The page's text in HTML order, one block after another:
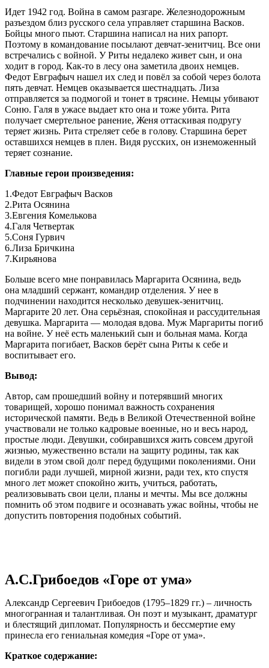
Идет 1942 год. Война в самом разгаре. Железнодорожным
разъездом близ русского села управляет старшина Васков.
Бойцы много пьют. Старшина написал на них рапорт.
Поэтому в командование посылают девчат-зенитчиц. Все они
встречались с войной. У Риты недалеко живет сын, и она
ходит в город. Как-то в лесу она заметила двоих немцев.
Федот Евграфыч нашел их след и повёл за собой через болота
пять девчат. Немцев оказывается шестнадцать. Лиза
отправляется за подмогой и тонет в трясине. Немцы убивают
Соню. Галя в ужасе выдает кто она и тоже убита. Рита
получает смертельное ранение, Женя оттаскивая подругу
теряет жизнь. Рита стреляет себе в голову. Старшина берет
оставшихся немцев в плен. Видя русских, он изнеможенный
теряет сознание.
Главные герои произведения:
1.Федот Евграфыч Васков
2.Рита Осянина
3.Евгения Комелькова
4.Галя Четвертак
5.Соня Гурвич
6.Лиза Бричкина
7.Кирьянова
Больше всего мне понравилась Маргарита Осянина, ведь
она младший сержант, командир отделения. У нее в
подчинении находится несколько девушек-зенитчиц.
Маргарите 20 лет. Она серьёзная, спокойная и рассудительная
девушка. Маргарита — молодая вдова. Муж Маргариты погиб
на войне. У неё есть маленький сын и больная мама. Когда
Маргарита погибает, Васков берёт сына Риты к себе и
воспитывает его.
Вывод:
Автор, сам прошедший войну и потерявший многих
товарищей, хорошо понимал важность сохранения
исторической памяти. Ведь в Великой Отечественной войне
участвовали не только кадровые военные, но и весь народ,
простые люди. Девушки, собиравшихся жить совсем другой
жизнью, мужественно встали на защиту родины, так как
видели в этом свой долг перед будущими поколениями. Они
погибли ради лучшей, мирной жизни, ради тех, кто спустя
много лет может спокойно жить, учиться, работать,
реализовывать свои цели, планы и мечты. Мы все должны
помнить об этом подвиге и осознавать ужас войны, чтобы не
допустить повторения подобных событий.
А.С.Грибоедов «Горе от ума»
Александр Сергеевич Грибоедов (1795–1829 гг.) – личность
многогранная и талантливая. Он поэт и музыкант, драматург
и блестящий дипломат. Популярность и бессмертие ему
принесла его гениальная комедия «Горе от ума».
Краткое содержание: